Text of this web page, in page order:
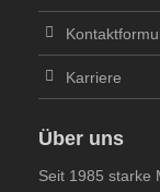
Karriere
Über uns
Seit 1985 starke